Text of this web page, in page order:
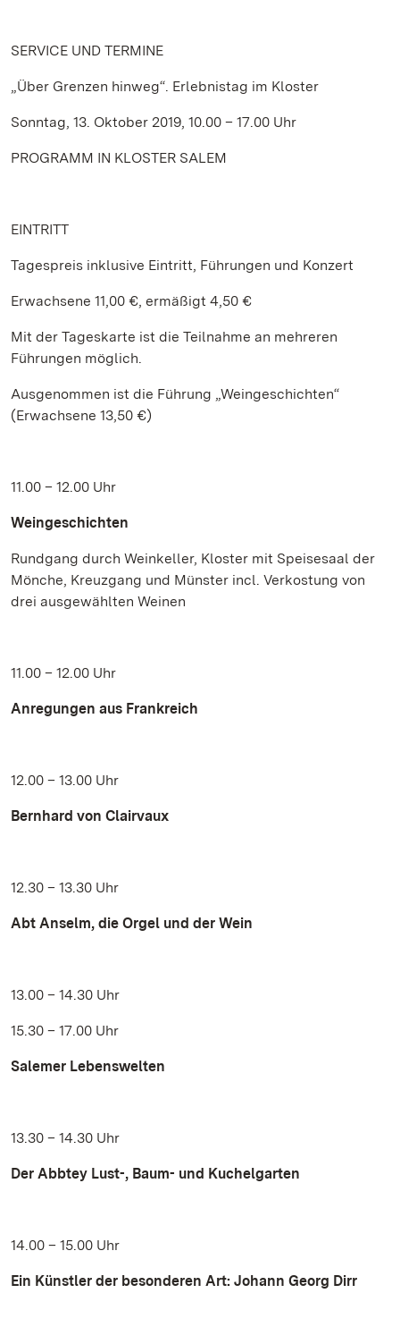
SERVICE UND TERMINE
„Über Grenzen hinweg“. Erlebnistag im Kloster
Sonntag, 13. Oktober 2019, 10.00 – 17.00 Uhr
PROGRAMM IN KLOSTER SALEM
EINTRITT
Tagespreis inklusive Eintritt, Führungen und Konzert
Erwachsene 11,00 €, ermäßigt 4,50 €
Mit der Tageskarte ist die Teilnahme an mehreren
Führungen möglich.
Ausgenommen ist die Führung „Weingeschichten“
(Erwachsene 13,50 €)
11.00 – 12.00 Uhr
Weingeschichten
Rundgang durch Weinkeller, Kloster mit Speisesaal der
Mönche, Kreuzgang und Münster incl. Verkostung von
drei ausgewählten Weinen
11.00 – 12.00 Uhr
Anregungen aus Frankreich
12.00 – 13.00 Uhr
Bernhard von Clairvaux
12.30 – 13.30 Uhr
Abt Anselm, die Orgel und der Wein
13.00 – 14.30 Uhr
15.30 – 17.00 Uhr
Salemer Lebenswelten
13.30 – 14.30 Uhr
Der Abbtey Lust-, Baum- und Kuchelgarten
14.00 – 15.00 Uhr
Ein Künstler der besonderen Art: Johann Georg Dirr